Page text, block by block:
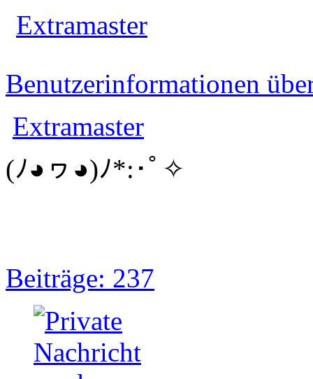
Extramaster
Benutzerinformationen
Extramaster
(ﾉ◕ヮ◕)ﾉ*:･ﾟ✧
Beiträge: 237